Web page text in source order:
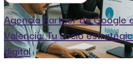
Agencia Partner de Google
Valencia: Tu socio
digital